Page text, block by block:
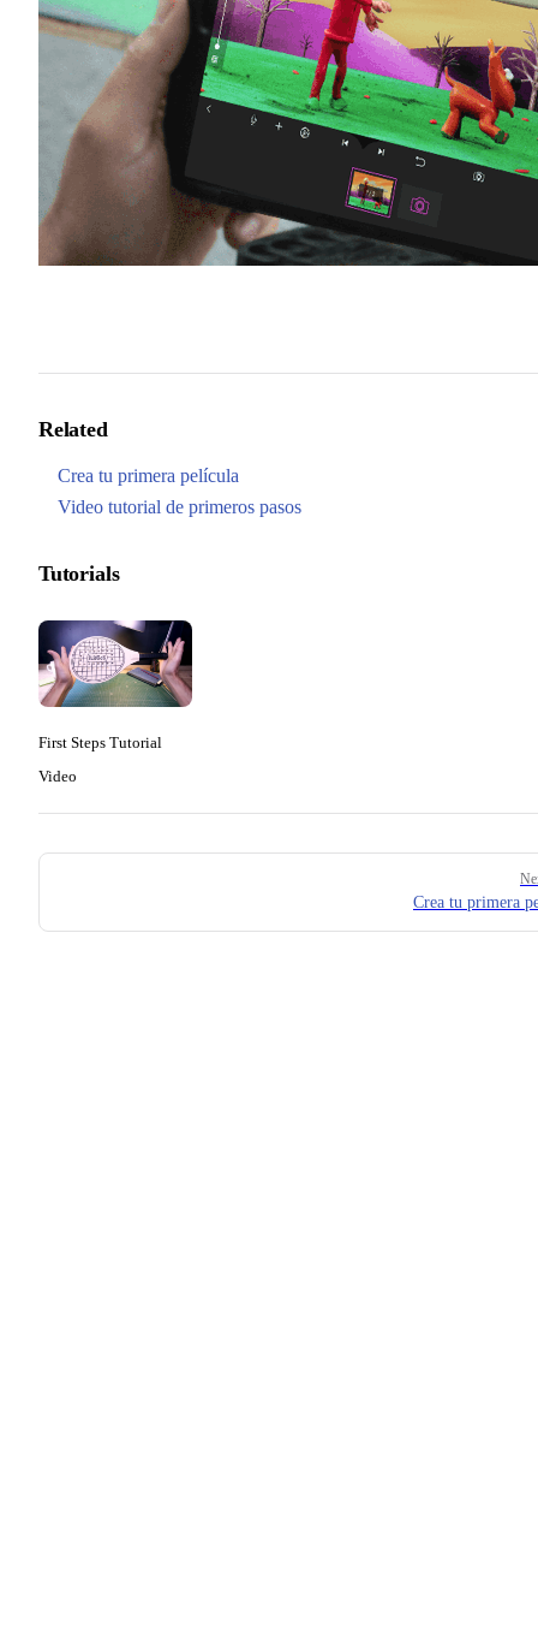
Related
Crea tu primera película
Video tutorial de primeros pasos
Tutorials
First Steps Tutorial
Video
Pager
Crea tu primera